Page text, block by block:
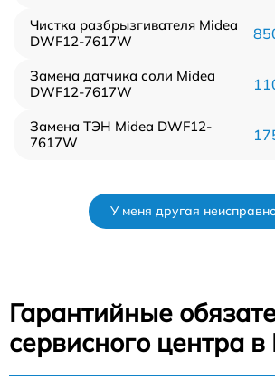
Чистка разбрызгивателя Midea
DWF12-7617W
Замена датчика соли Midea
DWF12-7617W
Замена ТЭН Midea DWF12-
7617W
У меня другая
Гарантийные
сервисного центра